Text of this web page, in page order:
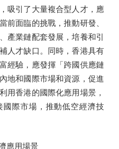
吸引了大量複合型人才，應
前面臨的挑戰，推動研發、
產業鏈配套發展，培養和引
人才缺口。同時，香港具有
經驗，應發揮「跨國供應鏈
地和國際市場和資源，促進
用香港的國際化應用場景，
際市場，推動低空經濟技
應用場景